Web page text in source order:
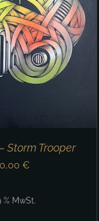
Storm Trooper
€
% MwSt.